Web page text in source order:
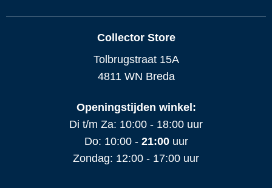
Collector Store
Tolbrugstraat 15A
4811 WN Breda
Openingstijden winkel:
Di t/m Za: 10:00 - 18:00 uur
Do: 10:00 - 21:00uur
Zondag: 12:00 - 17:00 uur